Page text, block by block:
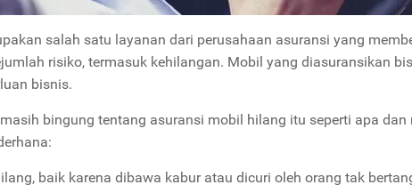
salah satu layanan dari perusahaan asuransi yang
risiko, termasuk kehilangan. Mobil yang diasuransikan
bisnis.
bingung tentang asuransi mobil hilang itu seperti apa
baik karena dibawa kabur atau dicuri oleh orang tak